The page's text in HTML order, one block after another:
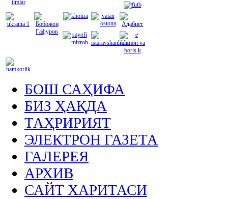
БОШ САҲИФА
БИЗ ҲАҚДА
ТАҲРИРИЯТ
ЭЛЕКТРОН ГАЗЕТА
ГАЛЕРЕЯ
АРХИВ
САЙТ ХАРИТАСИ